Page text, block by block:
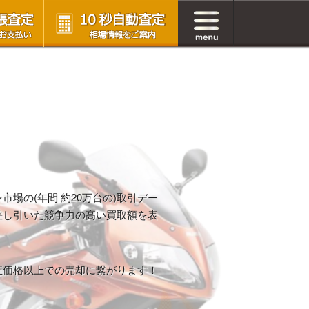
場の(年間 約20万台の)取引デー
引いた競争力の高い買取額を表
格以上での売却に繋がります！